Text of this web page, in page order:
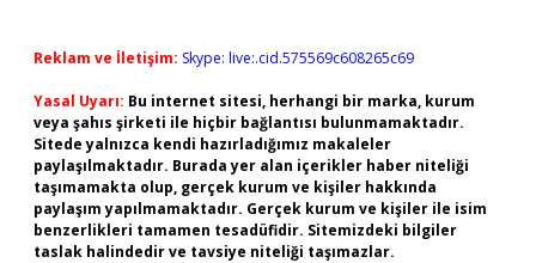
Reklam ve İletişim: Skype: live:.cid.575569c608265c69
Yasal Uyarı: Bu internet sitesi, herhangi bir marka, kurum
veya şahıs şirketi ile hiçbir bağlantısı bulunmamaktadır.
Sitede yalnızca kendi hazırladığımız makaleler
paylaşılmaktadır. Burada yer alan içerikler haber niteliği
taşımamakta olup, gerçek kurum ve kişiler hakkında
paylaşım yapılmamaktadır. Gerçek kurum ve kişiler ile isim
benzerlikleri tamamen tesadüfidir. Sitemizdeki bilgiler
taslak halindedir ve tavsiye niteliği taşımazlar.